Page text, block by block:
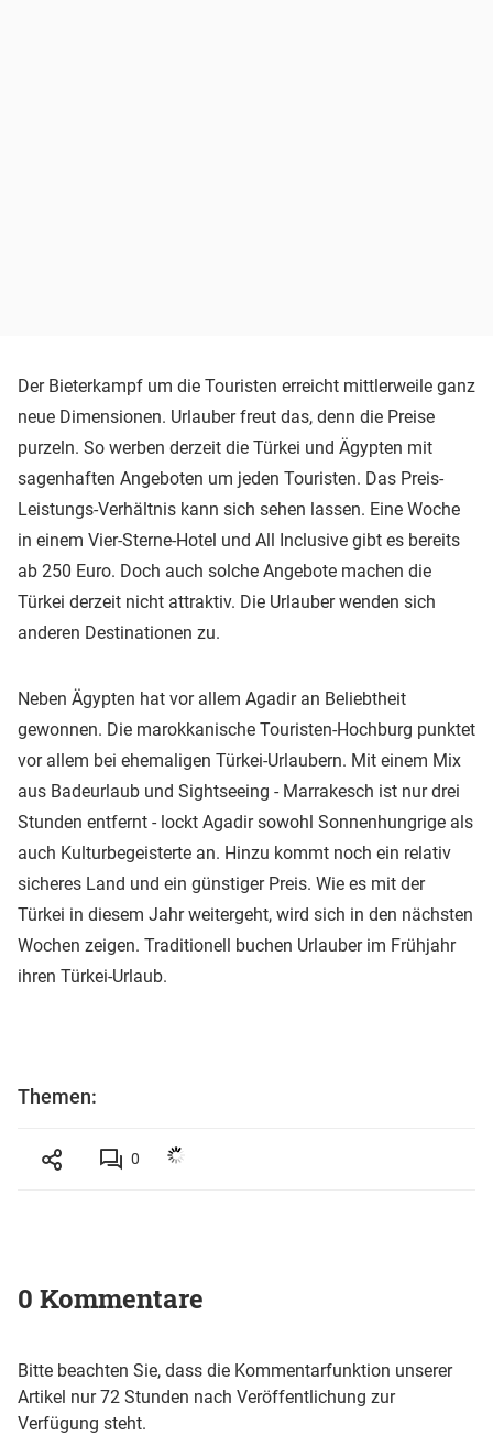
Der Bieterkampf um die Touristen erreicht mittlerweile ganz
neue Dimensionen. Urlauber freut das, denn die Preise
purzeln. So werben derzeit die Türkei und Ägypten mit
sagenhaften Angeboten um jeden Touristen. Das Preis-
Leistungs-Verhältnis kann sich sehen lassen. Eine Woche
in einem Vier-Sterne-Hotel und All Inclusive gibt es bereits
ab 250 Euro. Doch auch solche Angebote machen die
Türkei derzeit nicht attraktiv. Die Urlauber wenden sich
anderen Destinationen zu.
Neben Ägypten hat vor allem Agadir an Beliebtheit
gewonnen. Die marokkanische Touristen-Hochburg punktet
vor allem bei ehemaligen Türkei-Urlaubern. Mit einem Mix
aus Badeurlaub und Sightseeing - Marrakesch ist nur drei
Stunden entfernt - lockt Agadir sowohl Sonnenhungrige als
auch Kulturbegeisterte an. Hinzu kommt noch ein relativ
sicheres Land und ein günstiger Preis. Wie es mit der
Türkei in diesem Jahr weitergeht, wird sich in den nächsten
Wochen zeigen. Traditionell buchen Urlauber im Frühjahr
ihren Türkei-Urlaub.
Themen:
0
0 Kommentare
Bitte beachten Sie, dass die Kommentarfunktion unserer
Artikel nur 72 Stunden nach Veröffentlichung zur
Verfügung steht.